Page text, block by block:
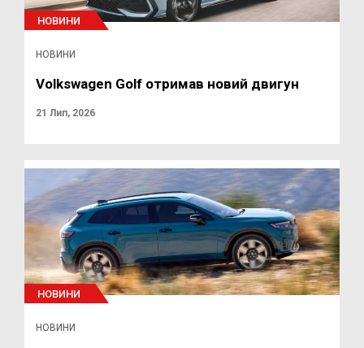
НОВИНИ
НОВИНИ
Volkswagen Golf отримав новий двигун
21 Лип, 2026
НОВИНИ
НОВИНИ